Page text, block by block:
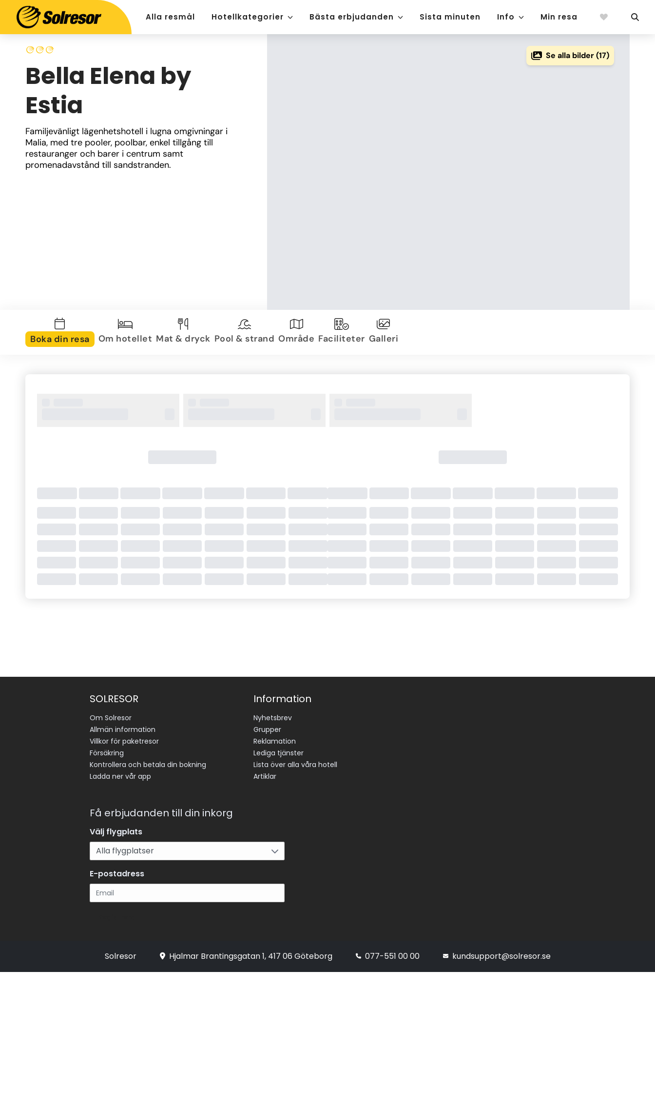
Alla resmål Hotellkategorier Bästa erbjudanden Sista minuten Info Min resa
Bella Elena by
Estia
Familjevänligt lägenhetshotell i lugna omgivningar i
Malia, med tre pooler, poolbar, enkel tillgång till
restauranger och barer i centrum samt
promenadavstånd till sandstranden.
Se alla bilder (17)
Boka din resa Om hotellet Mat & dryck Pool & strand Område Faciliteter Galleri
SOLRESOR
Om Solresor
Allmän information
Villkor för paketresor
Försäkring
Kontrollera och betala din bokning
Ladda ner vår app
Information
Nyhetsbrev
Grupper
Reklamation
Lediga tjänster
Lista över alla våra hotell
Artiklar
Få erbjudanden till din inkorg
Välj flygplats
E-postadress
Solresor Hjalmar Brantingsgatan 1, 417 06 Göteborg 077-551 00 00 kundsupport@solresor.se